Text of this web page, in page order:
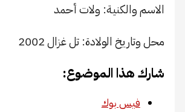
الاسم والكنية: ولات أحمد
محل وتاريخ الولادة: تل غزال 2002
شارك هذا الموضوع:
فيس بوك